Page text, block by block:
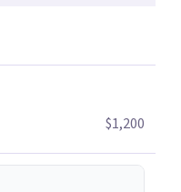
$1,200